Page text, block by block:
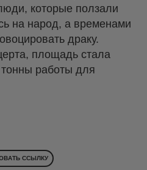
которые ползали
на народ, а временами
драку.
площадь стала
тонны работы для
ССЫЛКУ